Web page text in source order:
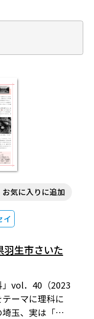
イ
お気に入りに追加
羽生市さいた
vol．40（2023
ーマに理科に
玉、実は「川